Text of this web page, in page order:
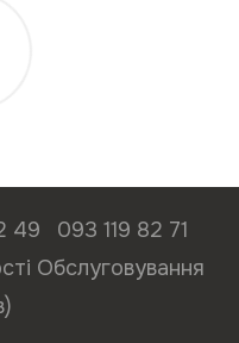
49
093 119 82 71
Обслуговування